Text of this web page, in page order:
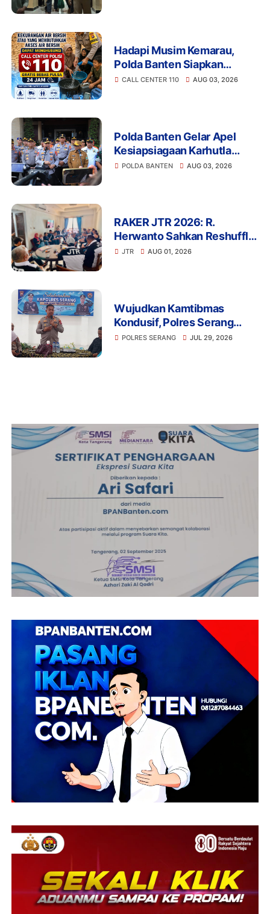
Hadapi Musim Kemarau,
Polda Banten Siapkan
Layanan Bantuan Air Bersih
CALL CENTER 110 AUG 03, 2026
Polda Banten Gelar Apel
Kesiapsiagaan Karhutla
2026, Perkuat Sinergi
POLDA BANTEN AUG 03, 2026
RAKER JTR 2026: R.
Herwanto Sahkan Reshuffle
Pengurus dan Tegaskan
JTR AUG 01, 2026
Wujudkan Kamtibmas
Kondusif, Polres Serang
Gelar Silaturahmi Strategis
POLRES SERANG JUL 29, 2026